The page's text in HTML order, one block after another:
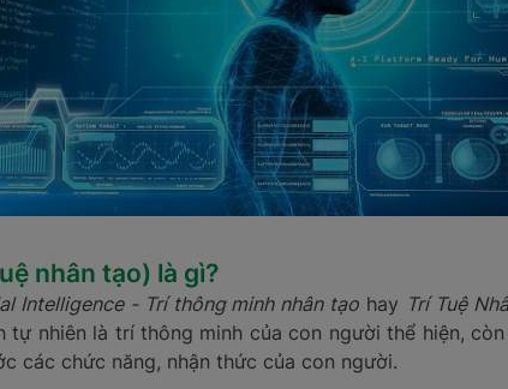
nhân tạo) là gì?
Intelligence - Trí thông minh nhân tạo hay Trí Tuệ
tự nhiên là trí thông minh của con người thể hiện,
các chức năng, nhận thức của con người.